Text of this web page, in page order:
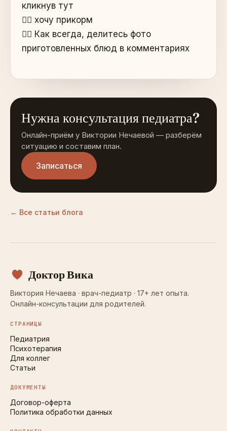
кликнув тут
👉🏻 хочу прикорм
👈🏻 Как всегда, делитесь фото
приготовленных блюд в комментариях
Нужна консультация педиатра?
Онлайн-приём у Виктории Нечаевой — разберём
ситуацию и составим план.
Записаться
← Все статьи блога
Доктор Вика
Виктория Нечаева · врач-педиатр · 17+ лет опыта.
Онлайн-консультации для родителей.
СТРАНИЦЫ
Педиатрия
Психотерапия
Для коллег
Статьи
ДОКУМЕНТЫ
Договор-оферта
Политика обработки данных